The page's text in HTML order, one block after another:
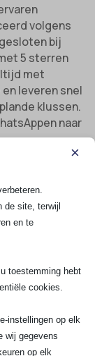
volgens
bij
5 sterren
met
leveren snel
klussen.
naar
waar je aan
in
helder
heel
service,
×
de site, terwijl
en te
toestemming hebt
cookies.
instellingen op elk
wij gegevens
op elk